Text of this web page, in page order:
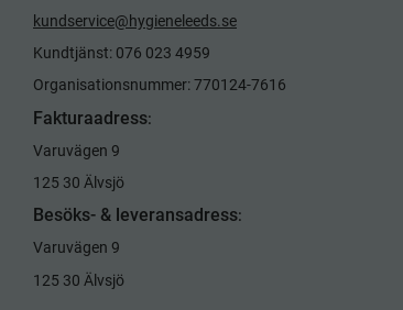
kundservice@hygieneleeds.se
Kundtjänst: 076 023 4959
Organisationsnummer: 770124-7616
Fakturaadress:
Varuvägen 9
125 30 Älvsjö
Besöks- & leveransadress:
Varuvägen 9
125 30 Älvsjö